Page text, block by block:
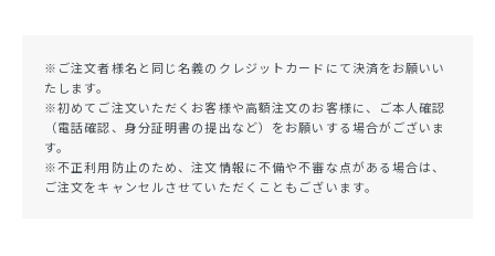
※ご注文者様名と同じ名義のクレジットカードにて決済をお願いい
たします。
※初めてご注文いただくお客様や高額注文のお客様に、ご本人確認
（電話確認、身分証明書の提出など）をお願いする場合がございま
す。
※不正利用防止のため、注文情報に不備や不審な点がある場合は、
ご注文をキャンセルさせていただくこともございます。